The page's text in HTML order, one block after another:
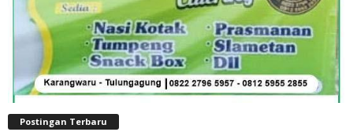
Postingan Terbaru